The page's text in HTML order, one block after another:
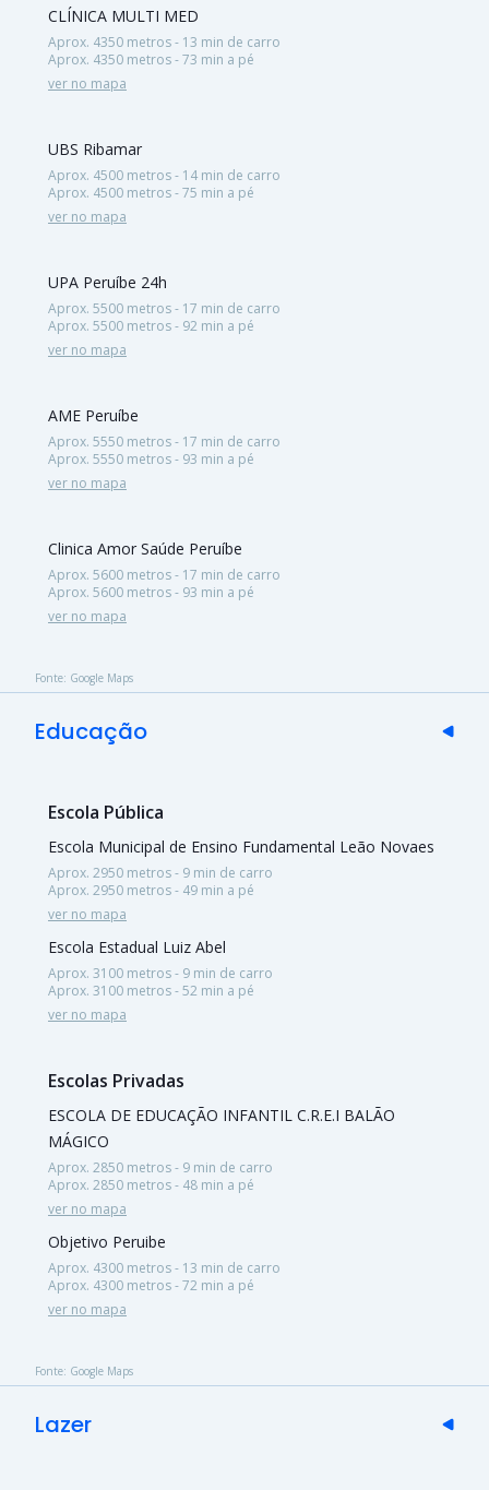
CLÍNICA MULTI MED
Aprox. 4350 metros - 13 min de carro
Aprox. 4350 metros - 73 min a pé
ver no mapa
UBS Ribamar
Aprox. 4500 metros - 14 min de carro
Aprox. 4500 metros - 75 min a pé
ver no mapa
UPA Peruíbe 24h
Aprox. 5500 metros - 17 min de carro
Aprox. 5500 metros - 92 min a pé
ver no mapa
AME Peruíbe
Aprox. 5550 metros - 17 min de carro
Aprox. 5550 metros - 93 min a pé
ver no mapa
Clinica Amor Saúde Peruíbe
Aprox. 5600 metros - 17 min de carro
Aprox. 5600 metros - 93 min a pé
ver no mapa
Fonte: Google Maps
Educação
Escola Pública
Escola Municipal de Ensino Fundamental Leão Novaes
Aprox. 2950 metros - 9 min de carro
Aprox. 2950 metros - 49 min a pé
ver no mapa
Escola Estadual Luiz Abel
Aprox. 3100 metros - 9 min de carro
Aprox. 3100 metros - 52 min a pé
ver no mapa
Escolas Privadas
ESCOLA DE EDUCAÇÃO INFANTIL C.R.E.I BALÃO
MÁGICO
Aprox. 2850 metros - 9 min de carro
Aprox. 2850 metros - 48 min a pé
ver no mapa
Objetivo Peruibe
Aprox. 4300 metros - 13 min de carro
Aprox. 4300 metros - 72 min a pé
ver no mapa
Fonte: Google Maps
Lazer